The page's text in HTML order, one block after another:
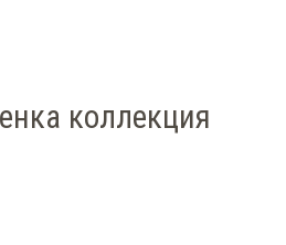
коллекция